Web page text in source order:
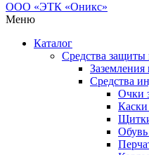
Меню
Каталог
Средства защиты
Средства
Очки
Обувь